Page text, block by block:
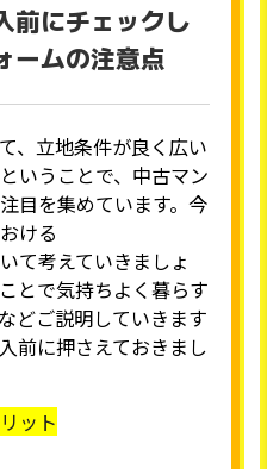
前にチェックし
ームの注意点
、立地条件が良く広い
いうことで、中古マン
目を集めています。今
ける
て考えていきましょ
とで気持ちよく暮らす
どご説明していきます
前に押さえておきまし
ット